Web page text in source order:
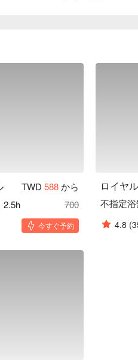
TWD 588から
2.5h
700
今すぐ予約
ロイヤ
不指定
4.8